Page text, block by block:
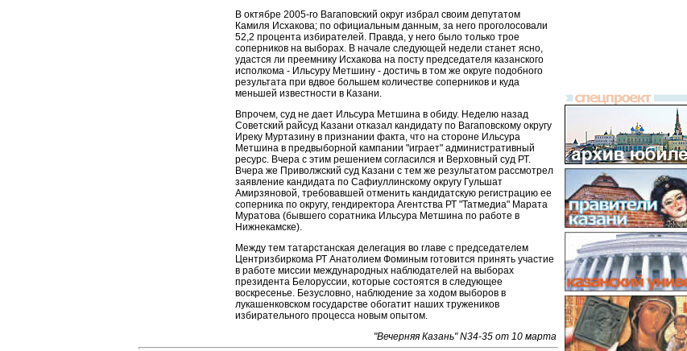
В октябре 2005-го Вагаповский округ избрал своим депутатом
Камиля Исхакова; по официальным данным, за него проголосовали
52,2 процента избирателей. Правда, у него было только трое
соперников на выборах. В начале следующей недели станет ясно,
удастся ли преемнику Исхакова на посту председателя казанского
исполкома - Ильсуру Метшину - достичь в том же округе подобного
результата при вдвое большем количестве соперников и куда
меньшей известности в Казани.
Впрочем, суд не дает Ильсура Метшина в обиду. Неделю назад
Советский райсуд Казани отказал кандидату по Вагаповскому округу
Иреку Муртазину в признании факта, что на стороне Ильсура
Метшина в предвыборной кампании "играет" административный
ресурс. Вчера с этим решением согласился и Верховный суд РТ.
Вчера же Приволжский суд Казани с тем же результатом рассмотрел
заявление кандидата по Сафиуллинскому округу Гульшат
Амирзяновой, требовавшей отменить кандидатскую регистрацию ее
соперника по округу, гендиректора Агентства РТ "Татмедиа" Марата
Муратова (бывшего соратника Ильсура Метшина по работе в
Нижнекамске).
Между тем татарстанская делегация во главе с председателем
Центризбиркома РТ Анатолием Фоминым готовится принять участие
в работе миссии международных наблюдателей на выборах
президента Белоруссии, которые состоятся в следующее
воскресенье. Безусловно, наблюдение за ходом выборов в
лукашенковском государстве обогатит наших тружеников
избирательного процесса новым опытом.
"Вечерняя Казань" N34-35 от 10 марта